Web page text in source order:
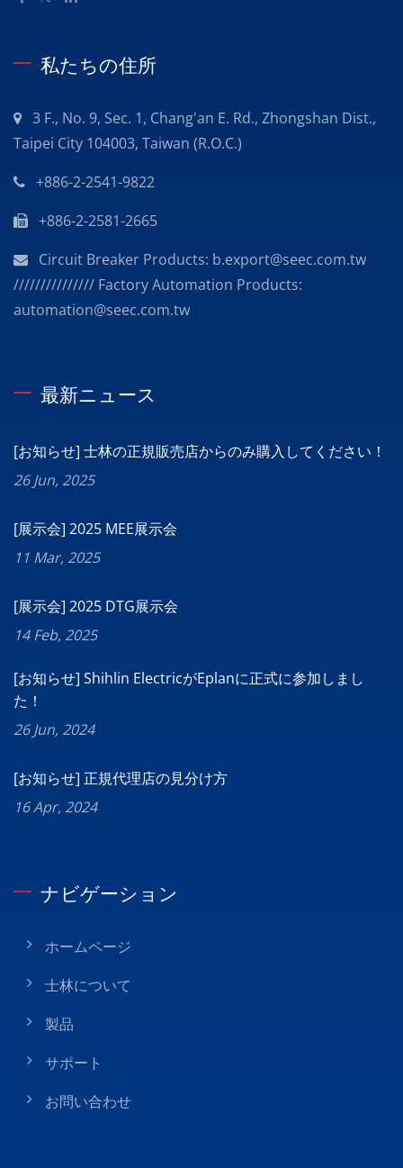
私たちの住所
3 F., No. 9, Sec. 1, Chang'an E. Rd., Zhongshan Dist.,
Taipei City 104003, Taiwan (R.O.C.)
+886-2-2541-9822
+886-2-2581-2665
Circuit Breaker Products: b.export@seec.com.tw
/////////////// Factory Automation Products:
automation@seec.com.tw
最新ニュース
[お知らせ] 士林の正規販売店からのみ購入してください！
26 Jun, 2025
[展示会] 2025 MEE展示会
11 Mar, 2025
[展示会] 2025 DTG展示会
14 Feb, 2025
[お知らせ] Shihlin ElectricがEplanに正式に参加しまし
た！
26 Jun, 2024
[お知らせ] 正規代理店の見分け方
16 Apr, 2024
ナビゲーション
ホームページ
士林について
製品
サポート
お問い合わせ